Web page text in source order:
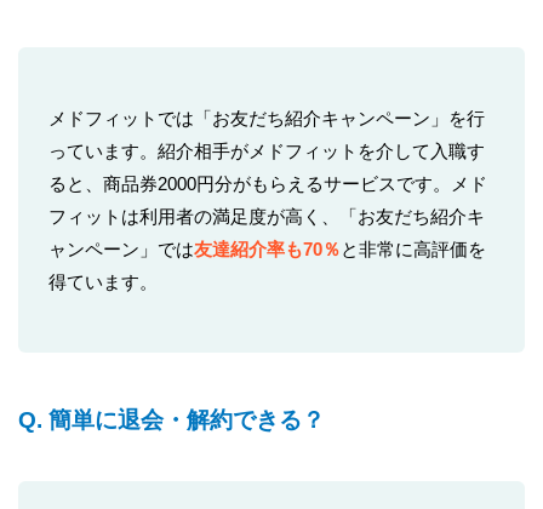
メドフィットでは「お友だち紹介キャンペーン」を行
っています。紹介相手がメドフィットを介して入職す
ると、商品券2000円分がもらえるサービスです。メド
フィットは利用者の満足度が高く、「お友だち紹介キ
ャンペーン」では友達紹介率も70％と非常に高評価を
得ています。
Q. 簡単に退会・解約できる？